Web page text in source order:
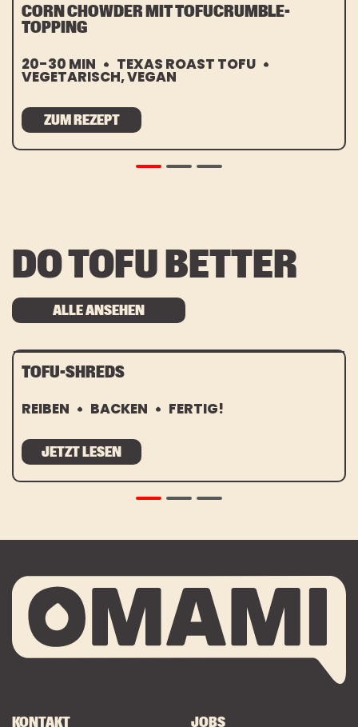
CORN CHOWDER MIT TOFUCRUMBLE-
TOPPING
20-30 MIN TEXAS ROAST TOFU
VEGETARISCH, VEGAN
ZUM REZEPT
DO TOFU BETTER
ALLE ANSEHEN
TOFU-SHREDS
REIBEN BACKEN FERTIG!
JETZT LESEN
KONTAKT JOBS